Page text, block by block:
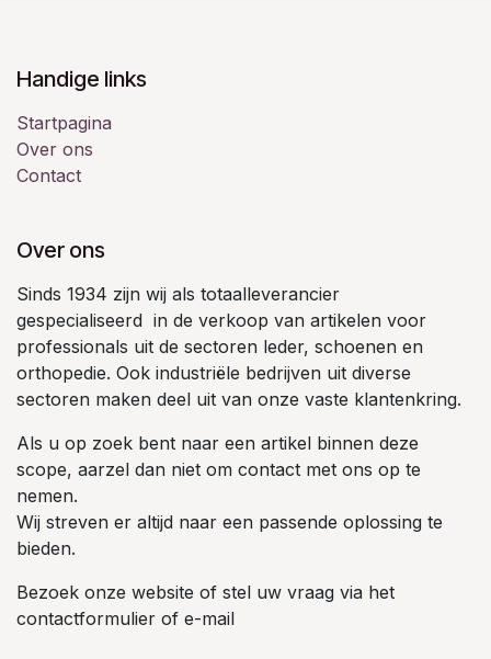
Handige links
Startpagina
Over ons
Contact
Over ons
Sinds 1934 zijn wij als totaalleverancier
gespecialiseerd in de verkoop van artikelen voor
professionals uit de sectoren leder, schoenen en
orthopedie. Ook industriële bedrijven uit diverse
sectoren maken deel uit van onze vaste klantenkring.
Als u op zoek bent naar een artikel binnen deze
scope, aarzel dan niet om contact met ons op te
nemen.
Wij streven er altijd naar een passende oplossing te
bieden.
Bezoek onze website of stel uw vraag via het
contactformulier of e-mail